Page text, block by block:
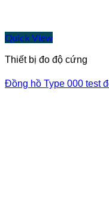
Quick View
Thiết bị đo độ cứng
Đồng hồ Type 000 test